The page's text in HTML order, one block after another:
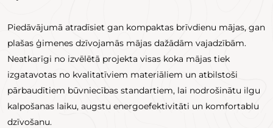
Piedāvājumā atradīsiet gan kompaktas brīvdienu mājas, gan
plašas ģimenes dzīvojamās mājas dažādām vajadzībām.
Neatkarīgi no izvēlētā projekta visas koka mājas tiek
izgatavotas no kvalitatīviem materiāliem un atbilstoši
pārbaudītiem būvniecības standartiem, lai nodrošinātu ilgu
kalpošanas laiku, augstu energoefektivitāti un komfortablu
dzīvošanu.